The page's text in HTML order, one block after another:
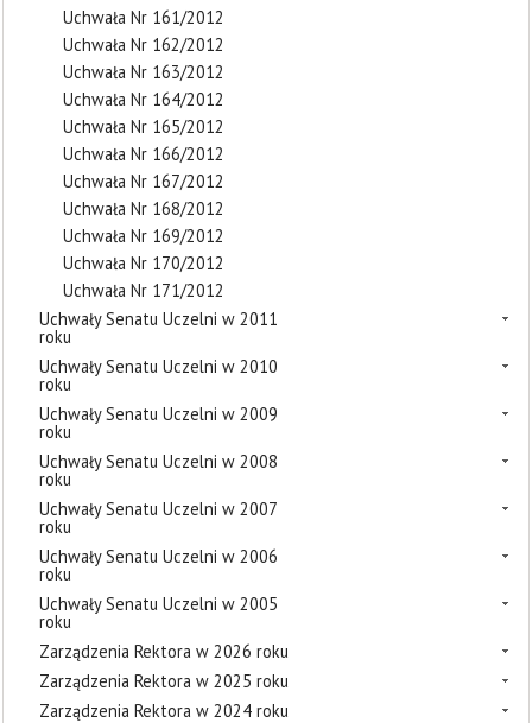
Uchwała Nr 161/2012
Uchwała Nr 162/2012
Uchwała Nr 163/2012
Uchwała Nr 164/2012
Uchwała Nr 165/2012
Uchwała Nr 166/2012
Uchwała Nr 167/2012
Uchwała Nr 168/2012
Uchwała Nr 169/2012
Uchwała Nr 170/2012
Uchwała Nr 171/2012
Uchwały Senatu Uczelni w 2011
roku
Uchwały Senatu Uczelni w 2010
roku
Uchwały Senatu Uczelni w 2009
roku
Uchwały Senatu Uczelni w 2008
roku
Uchwały Senatu Uczelni w 2007
roku
Uchwały Senatu Uczelni w 2006
roku
Uchwały Senatu Uczelni w 2005
roku
Zarządzenia Rektora w 2026 roku
Zarządzenia Rektora w 2025 roku
Zarządzenia Rektora w 2024 roku